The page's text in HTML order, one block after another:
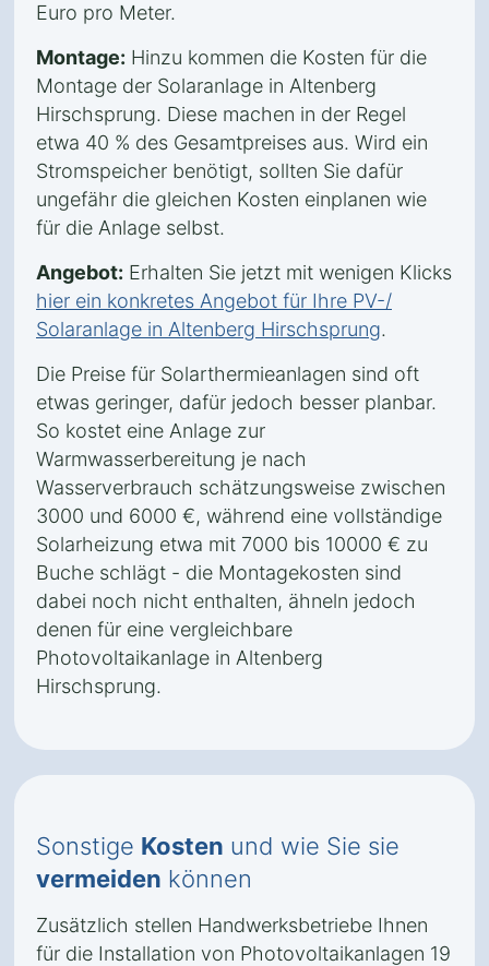
Euro pro Meter.
Montage: Hinzu kommen die Kosten für die
Montage der Solaranlage in Altenberg
Hirschsprung. Diese machen in der Regel
etwa 40 % des Gesamtpreises aus. Wird ein
Stromspeicher benötigt, sollten Sie dafür
ungefähr die gleichen Kosten einplanen wie
für die Anlage selbst.
Angebot: Erhalten Sie jetzt mit wenigen Klicks
hier ein konkretes Angebot für Ihre PV-/
Solaranlage in Altenberg Hirschsprung.
Die Preise für Solarthermieanlagen sind oft
etwas geringer, dafür jedoch besser planbar.
So kostet eine Anlage zur
Warmwasserbereitung je nach
Wasserverbrauch schätzungsweise zwischen
3000 und 6000 €, während eine vollständige
Solarheizung etwa mit 7000 bis 10000 € zu
Buche schlägt - die Montagekosten sind
dabei noch nicht enthalten, ähneln jedoch
denen für eine vergleichbare
Photovoltaikanlage in Altenberg
Hirschsprung.
Sonstige Kosten und wie Sie sie
vermeiden können
Zusätzlich stellen Handwerksbetriebe Ihnen
für die Installation von Photovoltaikanlagen 19